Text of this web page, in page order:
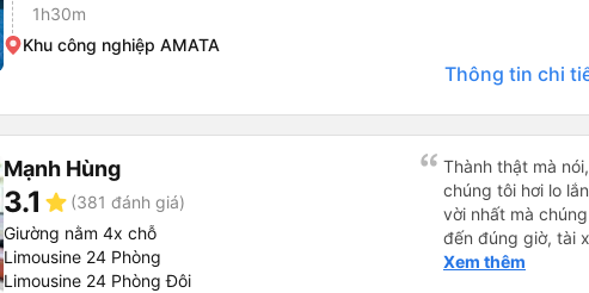
1h30m
Khu công nghiệp AMATA
Thông tin chi
Mạnh Hùng
3.1 star (381 đánh giá)
Giường nằm 4x chỗ
Limousine 24 Phòng
Limousine 24 Phòng Đôi
Thành thật mà
chúng tôi hơi lo
vời nhất mà
đến đúng giờ, tài
vẫn hơi xóc,
Xem thêm